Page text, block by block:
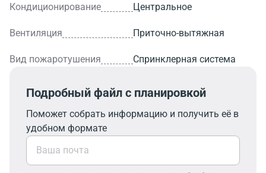
Кондиционирование Центральное
Вентиляция Приточно-вытяжная
Вид пожаротушения Спринклерная система
Подробный файл с планировкой
Поможет собрать информацию и получить её в
удобном формате